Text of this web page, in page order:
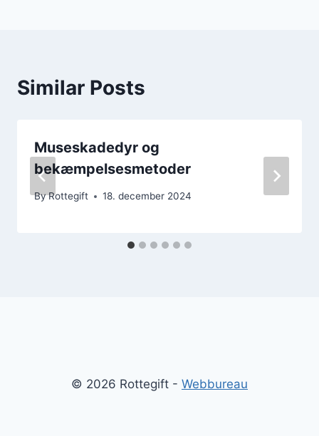
Similar Posts
Museskadedyr og
bekæmpelsesmetoder
ByRottegift 18. december 2024
© 2026 Rottegift - Webbureau